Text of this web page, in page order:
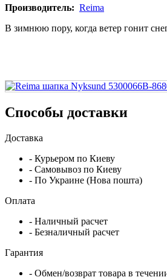
Производитель: Reima
В зимнюю пору, когда ветер гонит
Способы доставки
Доставка
- Курьером по Киеву
- Самовывоз по Киеву
- По Украине (Нова пошта)
Оплата
- Наличный расчет
- Безналичный расчет
Гарантия
- Обмен/возврат товара в